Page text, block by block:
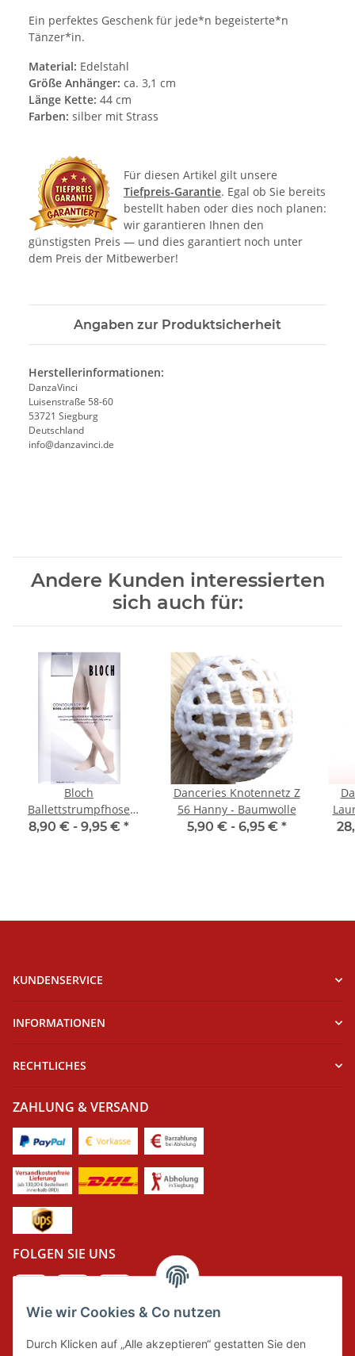
Wie wir Cookies & Co nutzen
Durch Klicken auf „Alle akzeptieren“ gestatten Sie den
Ein perfektes Geschenk für jede*n begeisterte*n
Tänzer*in.
Material: Edelstahl
Größe Anhänger: ca. 3,1 cm
Länge Kette: 44 cm
Farben: silber mit Strass
Für diesen Artikel gilt unsere
Tiefpreis-Garantie. Egal ob Sie bereits
bestellt haben oder dies noch planen:
wir garantieren Ihnen den
günstigsten Preis — und dies garantiert noch unter
dem Preis der Mitbewerber!
Angaben zur Produktsicherheit
Herstellerinformationen:
DanzaVinci
Luisenstraße 58-60
53721 Siegburg
Deutschland
info@danzavinci.de
Andere Kunden interessierten
sich auch für:
Bloch
Ballettstrumpfhose
T0981 Footed Tight
8,90 € - 9,95 € *
Danceries Knotennetz Z
56 Hanny - Baumwolle
5,90 € - 6,95 € *
KUNDENSERVICE
INFORMATIONEN
RECHTLICHES
ZAHLUNG & VERSAND
FOLGEN SIE UNS